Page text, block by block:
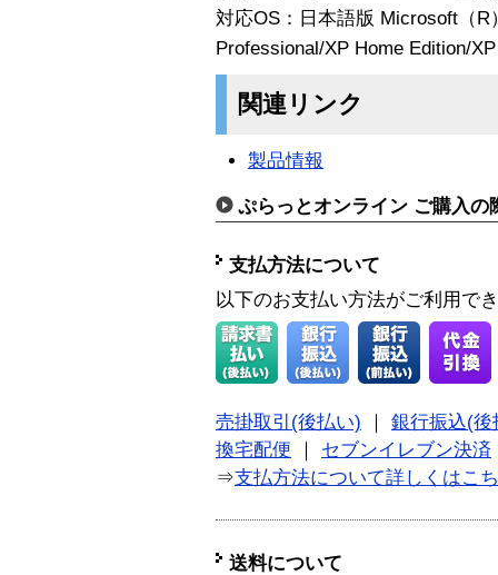
対応OS：日本語版 Microsoft（R
Professional/XP Home Edition/
関連リンク
製品情報
ぷらっとオンライン ご購入の
支払方法について
以下のお支払い方法がご利用で
売掛取引(後払い)
銀行振込(後
換宅配便
セブンイレブン決済
⇒支払方法について詳しくはこ
送料について